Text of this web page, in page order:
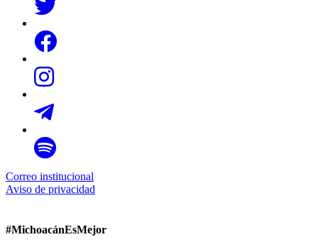
Correo institucional
Aviso de privacidad
#MichoacánEsMejor